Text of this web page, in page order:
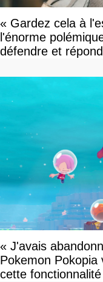
« Gardez cela à
l'énorme
défendre et
« J'avais
Pokemon
cette